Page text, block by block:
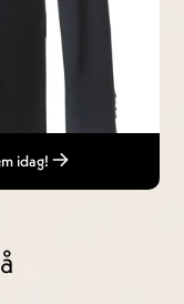
idag!